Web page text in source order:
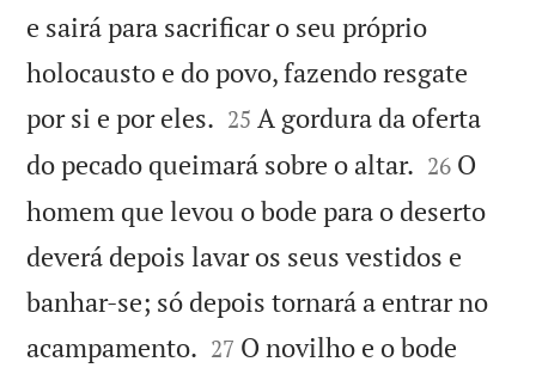
e sairá para sacrificar o seu próprio
holocausto e do povo, fazendo resgate
por si e por eles. 

25 A gordura da oferta
do pecado queimará sobre o altar. 

26 O
homem que levou o bode para o deserto
deverá depois lavar os seus vestidos e
banhar-se; só depois tornará a entrar no
acampamento. 

27 O novilho e o bode